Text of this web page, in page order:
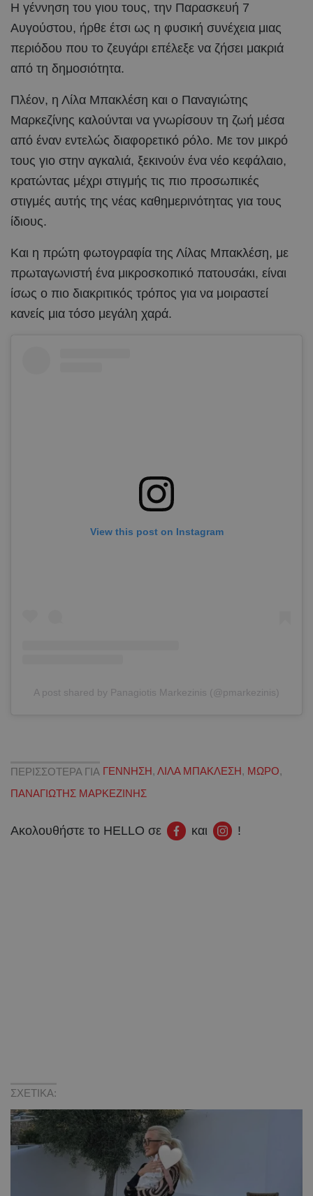
Η γέννηση του γιου τους, την Παρασκευή 7
Αυγούστου, ήρθε έτσι ως η φυσική συνέχεια μιας
περιόδου που το ζευγάρι επέλεξε να ζήσει μακριά
από τη δημοσιότητα.
Πλέον, η Λίλα Μπακλέση και ο Παναγιώτης
Μαρκεζίνης καλούνται να γνωρίσουν τη ζωή μέσα
από έναν εντελώς διαφορετικό ρόλο. Με τον μικρό
τους γιο στην αγκαλιά, ξεκινούν ένα νέο κεφάλαιο,
κρατώντας μέχρι στιγμής τις πιο προσωπικές
στιγμές αυτής της νέας καθημερινότητας για τους
ίδιους.
Και η πρώτη φωτογραφία της Λίλας Μπακλέση, με
πρωταγωνιστή ένα μικροσκοπικό πατουσάκι, είναι
ίσως ο πιο διακριτικός τρόπος για να μοιραστεί
κανείς μια τόσο μεγάλη χαρά.
View this post on Instagram
A post shared by Panagiotis Markezinis (@pmarkezinis)
ΠΕΡΙΣΣΟΤΕΡΑ ΓΙΑ ΓΕΝΝΗΣΗ , ΛΙΛΑ ΜΠΑΚΛΕΣΗ , ΜΩΡΟ,
ΠΑΝΑΓΙΩΤΗΣ ΜΑΡΚΕΖΙΝΗΣ
Ακολουθήστε το HELLO σε και !
ΣΧΕΤΙΚΑ: